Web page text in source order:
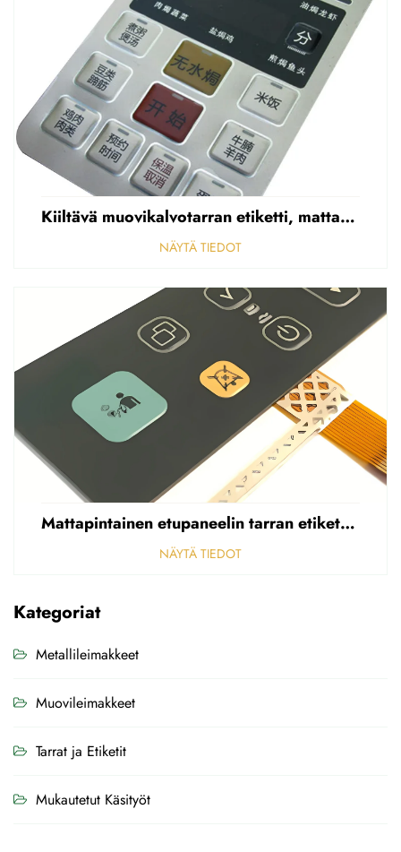
Kiiltävä muovikalvotarran etiketti, mattapintainen etupaneelin tarran etiketti, korostettu polycarbonaattipäällys
NÄYTÄ TIEDOT
Mattapintainen etupaneelin tarran etiketti, reikäinen sumea, 0,25 mm paksuinen polycarbonaatti-/PVC-tarran etiketti
NÄYTÄ TIEDOT
Kategoriat
Metallileimakkeet
Muovileimakkeet
Tarrat ja Etiketit
Mukautetut Käsityöt